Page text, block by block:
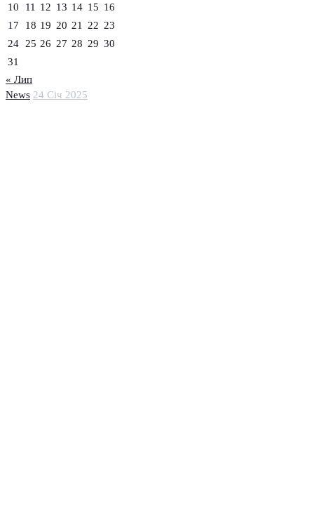
News 24 Січ 2025
10
11 12 13 14 15 16
17
18 19 20 21 22 23
24
25 26 27 28 29 30
31
« Лип